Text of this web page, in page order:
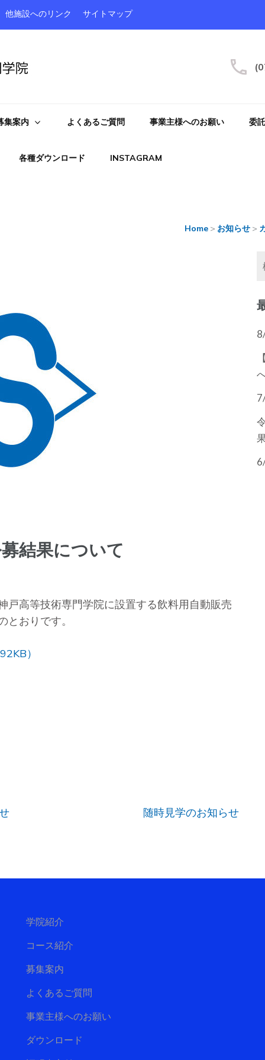
他施設へのリンク サイトマップ
集案内 よくあるご質問 事業主様へのお願い 委
各種ダウンロード INSTAGRAM
Home > お知らせ >
結果について
戸高等技術専門学院に設置する飲料用自動販売
おりです。
）
随時見学のお知らせ
学院紹介
コース紹介
募集案内
よくあるご質問
事業主様へのお願い
ダウンロード